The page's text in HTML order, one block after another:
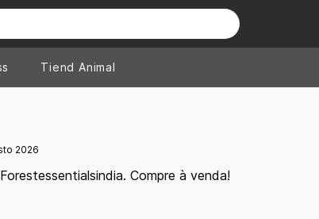
Tiend Animal
2026
Compre à venda!